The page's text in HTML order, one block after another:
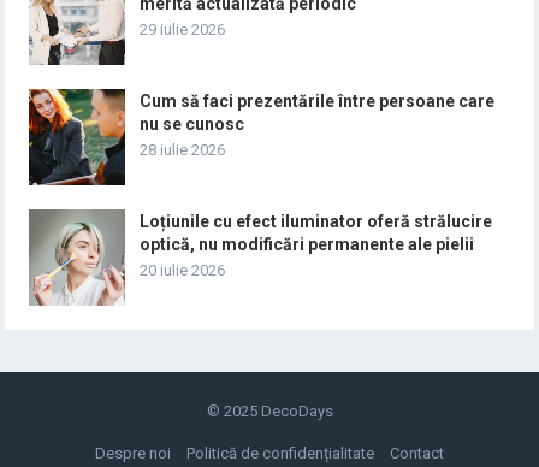
29 iulie 2026
Cum să faci prezentările între persoane care
nu se cunosc
28 iulie 2026
Loțiunile cu efect iluminator oferă strălucire
optică, nu modificări permanente ale pielii
20 iulie 2026
© 2025 DecoDays
Despre noi Politică de confidențialitate Contact